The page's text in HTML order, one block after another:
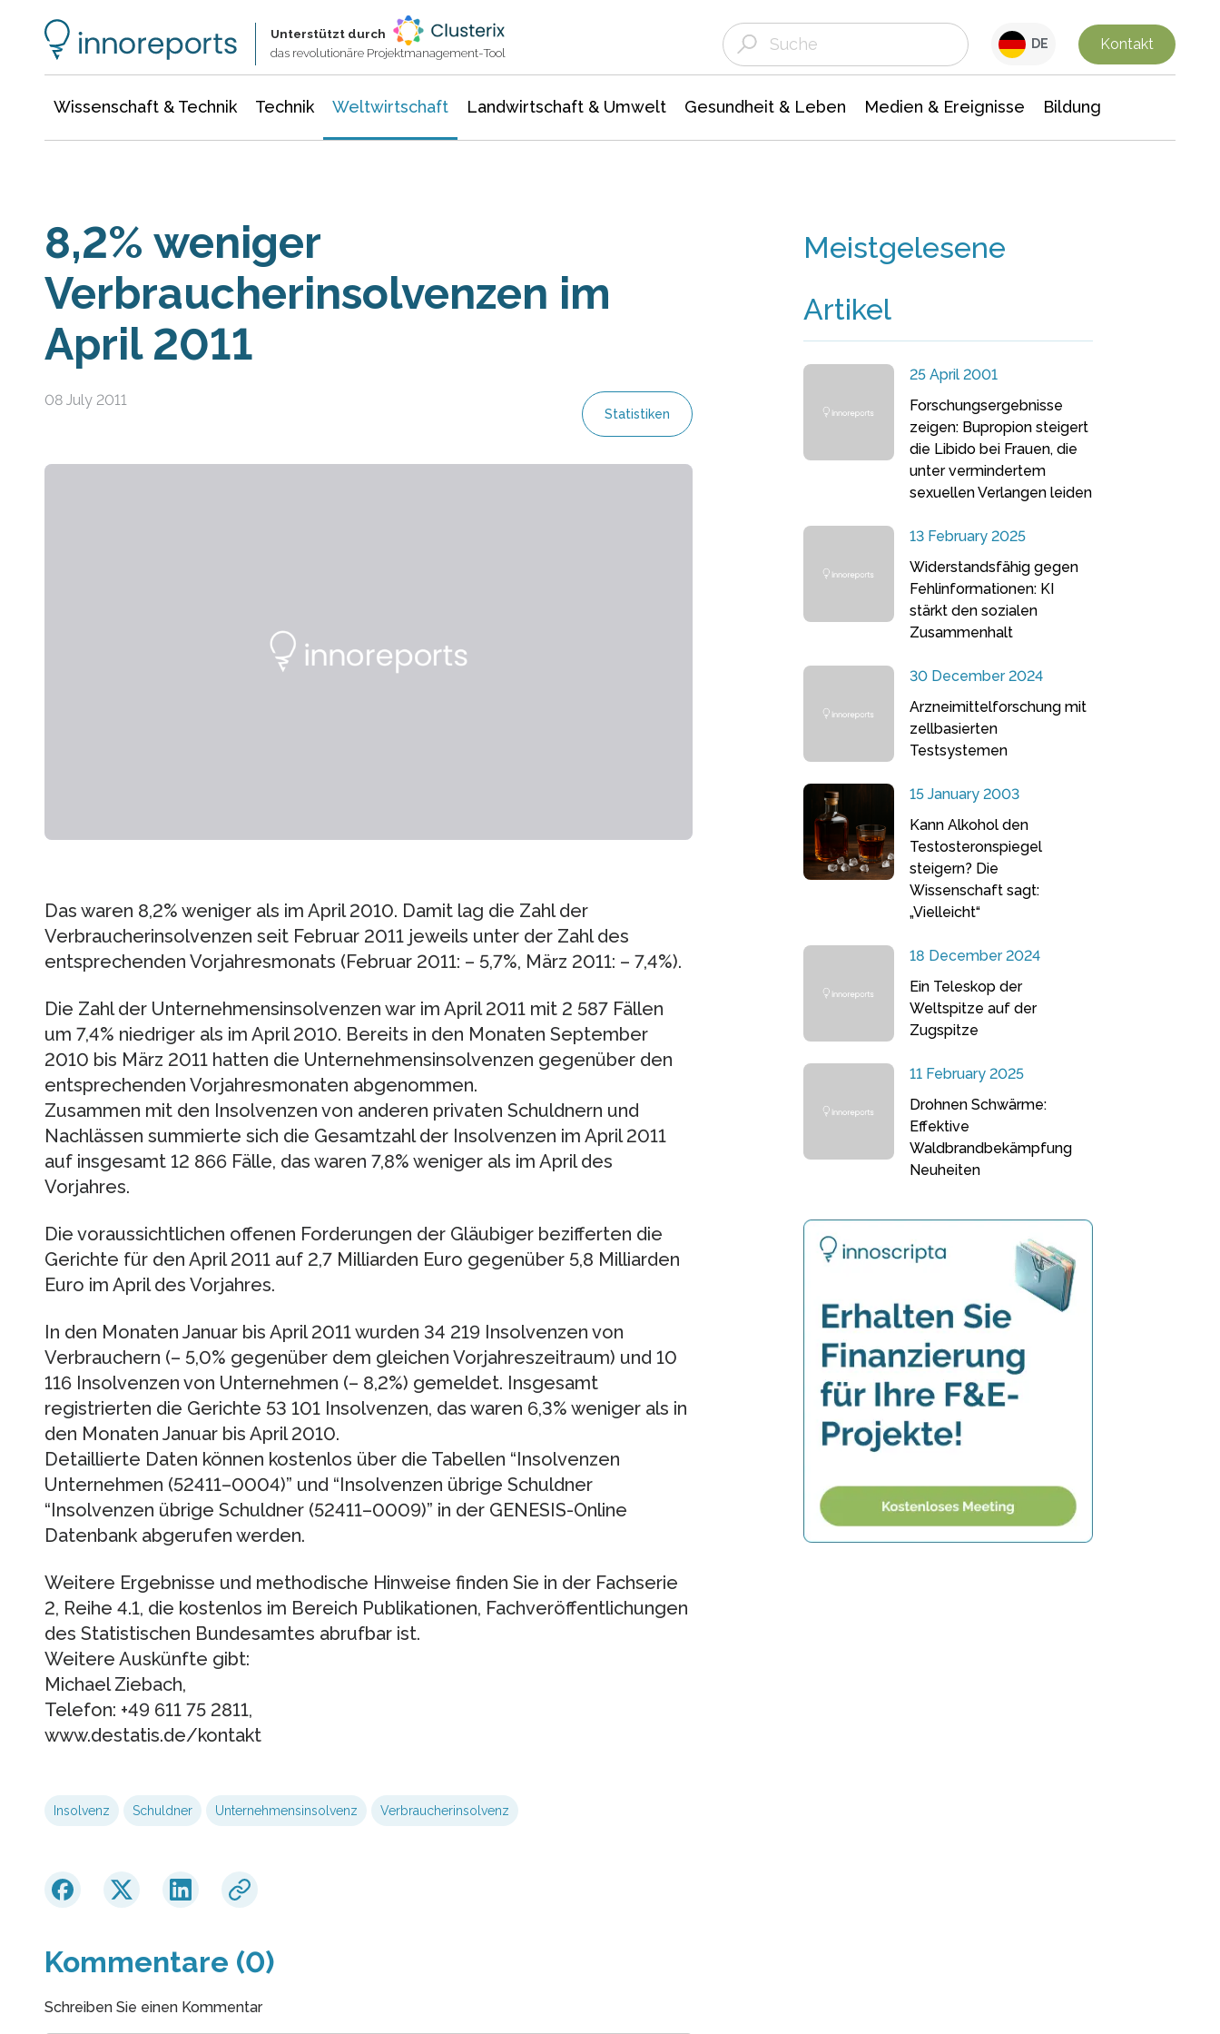
Unterstützt durch
das revolutionäre Projektmanagement-Tool
DE Kontakt
Wissenschaft & Technik Technik Weltwirtschaft Landwirtschaft & Umwelt Gesundheit & Leben Medien & Ereignisse Bildung
8,2% weniger
Verbraucherinsolvenzen im
April 2011
08 July 2011
Statistiken
Das waren 8,2% weniger als im April 2010. Damit lag die Zahl der
Verbraucherinsolvenzen seit Februar 2011 jeweils unter der Zahl des
entsprechenden Vorjahresmonats (Februar 2011: – 5,7%, März 2011: – 7,4%).
Die Zahl der Unternehmensinsolvenzen war im April 2011 mit 2 587 Fällen
um 7,4% niedriger als im April 2010. Bereits in den Monaten September
2010 bis März 2011 hatten die Unternehmensinsolvenzen gegenüber den
entsprechenden Vorjahres­monaten abgenommen.
Zusammen mit den Insolvenzen von anderen privaten Schuldnern und
Nachlässen summierte sich die Gesamtzahl der Insolvenzen im April 2011
auf insgesamt 12 866 Fälle, das waren 7,8% weniger als im April des
Vorjahres.
Die voraussichtlichen offenen Forderungen der Gläubiger bezifferten die
Gerichte für den April 2011 auf 2,7 Milliarden Euro gegenüber 5,8 Milliarden
Euro im April des Vorjahres.
In den Monaten Januar bis April 2011 wurden 34 219 Insolvenzen von
Verbrauchern (– 5,0% gegenüber dem gleichen Vorjahreszeitraum) und 10
116 Insolvenzen von Unternehmen (– 8,2%) gemeldet. Insgesamt
registrierten die Gerichte 53 101 Insolvenzen, das waren 6,3% weniger als in
den Monaten Januar bis April 2010.
Detaillierte Daten können kostenlos über die Tabellen “Insolvenzen
Unternehmen (52411–0004)” und “Insolvenzen übrige Schuldner
“Insolvenzen übrige Schuldner (52411–0009)” in der GENESIS-Online
Datenbank abgerufen werden.
Weitere Ergebnisse und methodische Hinweise finden Sie in der Fachserie
2, Reihe 4.1, die kostenlos im Bereich Publikationen, Fachveröffentlichungen
des Statistischen Bundesamtes abrufbar ist.
Weitere Auskünfte gibt:
Michael Ziebach,
Telefon: +49 611 75 2811,
www.destatis.de/kontakt
Insolvenz Schuldner Unternehmensinsolvenz Verbraucherinsolvenz
Kommentare (0)
Schreiben Sie einen Kommentar
Meistgelesene
Artikel
25 April 2001
Forschungsergebnisse
zeigen: Bupropion steigert
die Libido bei Frauen, die
unter vermindertem
sexuellen Verlangen leiden
13 February 2025
Widerstandsfähig gegen
Fehlinformationen: KI
stärkt den sozialen
Zusammenhalt
30 December 2024
Arzneimittelforschung mit
zellbasierten
Testsystemen
15 January 2003
Kann Alkohol den
Testosteronspiegel
steigern? Die
Wissenschaft sagt:
„Vielleicht“
18 December 2024
Ein Teleskop der
Weltspitze auf der
Zugspitze
11 February 2025
Drohnen Schwärme:
Effektive
Waldbrandbekämpfung
Neuheiten